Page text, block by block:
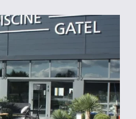
Magasin
Piscine
Gatel
Carquefou